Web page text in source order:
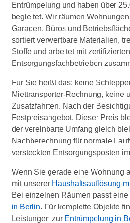
Entrümpelung und haben über
begleitet. Wir räumen
Garagen, Büros und
sortiert verwertbare Materialien,
Stoffe und arbeitet mit zertifizierten
Entsorgungsfachbetrieben
Für Sie heißt das: keine
Miettransporter-Rechnung, keine
Zusatzfahrten. Nach der
Festpreisangebot. Dieser Preis
der vereinbarte Umfang gleich
Nachberechnung für normale
versteckten Entsorgungsposten
Wenn Sie gerade eine Wohnung
mit unserer Haushaltsauflösung
Bei einzelnen Räumen passt eine
in Berlin. Für komplette Objekte
Leistungen zur Entrümpelung in